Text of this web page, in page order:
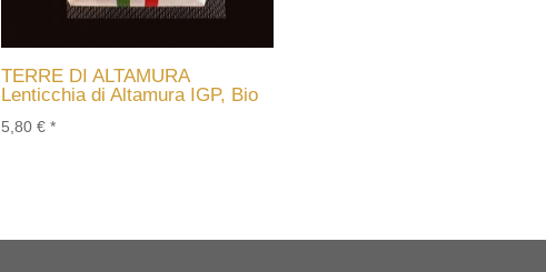
TERRE DI ALTAMURA
Lenticchia di Altamura IGP, Bio
5,80€ *